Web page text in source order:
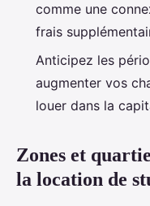
comme une
frais
Anticipez les
augmenter vos
louer dans la
Zones et
la location de